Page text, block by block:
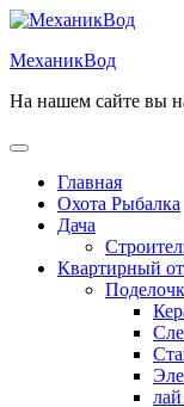
Перейти
содержимому
МеханикВод
На нашем сайте вы
Открыть
Главная
Охота Рыбалка
Дача
Квартирный